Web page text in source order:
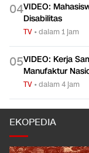
04VIDEO:
Disabilitas
TV •dalam 1 jam
05VIDEO: Kerja
Manufaktur
TV •dalam 4 jam
EKOPEDIA